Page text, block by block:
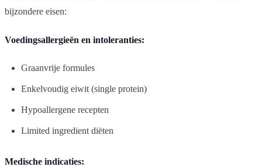
bijzondere eisen:
Voedingsallergieën en intoleranties:
Graanvrije formules
Enkelvoudig eiwit (single protein)
Hypoallergene recepten
Limited ingredient diëten
Medische indicaties: